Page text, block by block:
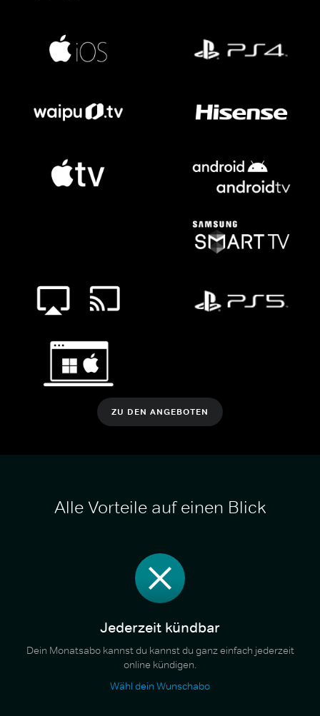
ZU DEN ANGEBOTEN
Alle Vorteile auf einen Blick
Jederzeit kündbar
Dein Monatsabo kannst du kannst du ganz einfach jederzeit
online kündigen.
Wähl dein Wunschabo